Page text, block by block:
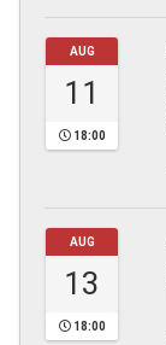
AUG
11
18:00
AUG
13
18:00